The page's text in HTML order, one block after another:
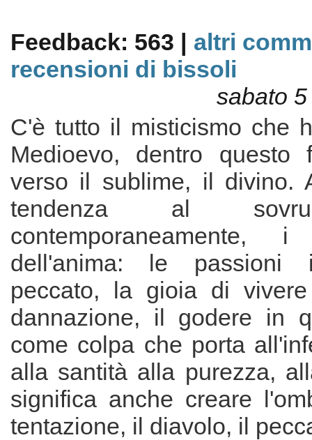
Feedback: 563 | altri
recensioni di bissoli
sabato
C'è tutto il misticismo che
Medioevo, dentro questo
verso il sublime, il divino.
tendenza al
dell'anima: le passioni
peccato, la gioia di
dannazione, il godere in
come colpa che porta
alla santità alla purezza,
significa anche creare
tentazione, il diavolo, il